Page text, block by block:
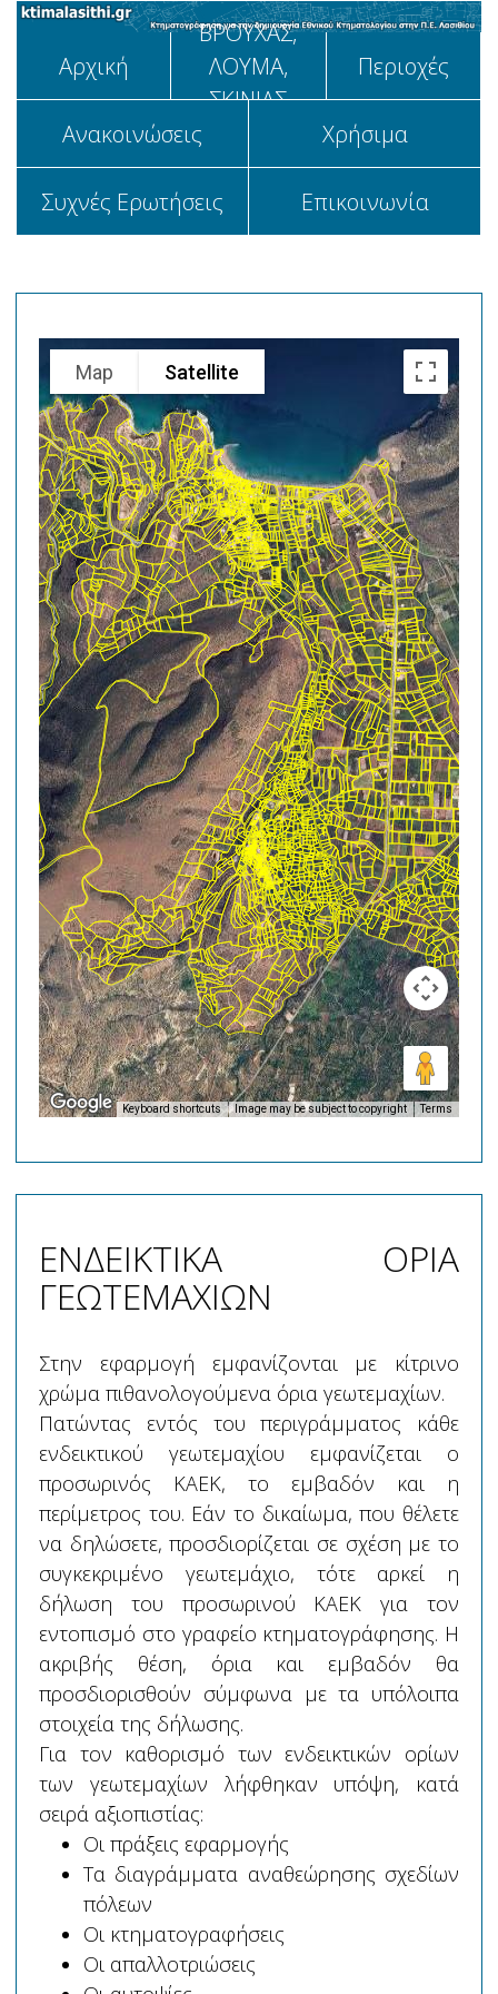
Αρχική
ΒΡΟΥΧΑΣ,
ΛΟΥΜΑ,
ΣΚΙΝΙΑΣ
Περιοχές
Aνακοινώσεις Χρήσιμα
Συχνές Ερωτήσεις Επικοινωνία
Map Satellite
Keyboard shortcuts Image may be subject to copyright Terms
ΕΝΔΕΙΚΤΙΚΑ ΟΡΙΑ
ΓΕΩΤΕΜΑΧΙΩΝ
Στην εφαρμογή εμφανίζονται με κίτρινο
χρώμα πιθανολογούμενα όρια γεωτεμαχίων.
Πατώντας εντός του περιγράμματος κάθε
ενδεικτικού γεωτεμαχίου εμφανίζεται ο
προσωρινός ΚΑΕΚ, το εμβαδόν και η
περίμετρος του. Εάν το δικαίωμα, που θέλετε
να δηλώσετε, προσδιορίζεται σε σχέση με το
συγκεκριμένο γεωτεμάχιο, τότε αρκεί η
δήλωση του προσωρινού ΚΑΕΚ για τον
εντοπισμό στο γραφείο κτηματογράφησης. Η
ακριβής θέση, όρια και εμβαδόν θα
προσδιορισθούν σύμφωνα με τα υπόλοιπα
στοιχεία της δήλωσης.
Για τον καθορισμό των ενδεικτικών ορίων
των γεωτεμαχίων λήφθηκαν υπόψη, κατά
σειρά αξιοπιστίας:
Οι πράξεις εφαρμογής
Τα διαγράμματα αναθεώρησης σχεδίων
πόλεων
Οι κτηματογραφήσεις
Οι απαλλοτριώσεις